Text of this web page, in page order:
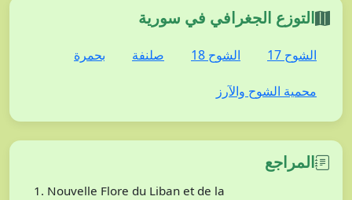
التوزع الجغرافي في سورية
الشوح 17 الشوح 18 صلنفة بحمرة
محمية الشوح والآرز
المراجع
Nouvelle Flore du Liban et de la